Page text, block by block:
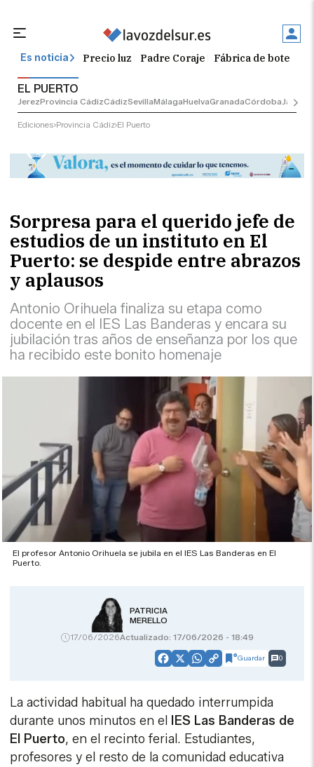
Es noticia Precio luz Padre Coraje Fábrica de botellas
EL PUERTO
JerezProvincia CádizCádizSevillaMálagaHuelvaGranadaCórdobaJaén
Ediciones Provincia Cádiz El Puerto
Sorpresa para el querido jefe de
estudios de un instituto en El
Puerto: se despide entre abrazos
y aplausos
Antonio Orihuela finaliza su etapa como
docente en el IES Las Banderas y encara su
jubilación tras años de enseñanza por los que
ha recibido este bonito homenaje
El profesor Antonio Orihuela se jubila en el IES Las Banderas en El
Puerto.
PATRICIA
MERELLO
17/06/2026Actualizado: 17/06/2026 - 18:49
Facebook
X WhatsApp
CopyGuardar 0
La actividad habitual ha quedado interrumpida
durante unos minutos en el
IES Las Banderas de
El Puerto, en el recinto ferial. Estudiantes,
profesores y el resto de la comunidad educativa